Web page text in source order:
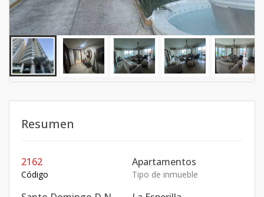
Resumen
2162
Código
Apartamentos
Tipo de inmueble